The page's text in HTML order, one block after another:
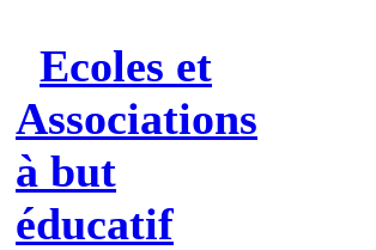
Ecoles et
Associations
à but
éducatif